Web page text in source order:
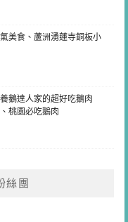
美食、蘆洲湧蓮寺銅板小
鵝達人家的超好吃鵝肉
桃園必吃鵝肉
絲團